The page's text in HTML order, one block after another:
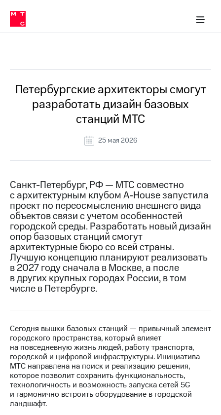
Медиа-центр
и акционерам
Устойчивое развитие
Комплаенс и деловая этика
компании
Карьера
История
компании
Руководство
информация
Контакты
Медиа-центр
Пресс-
релизы
МТС
о технологиях
Достижения
Интервью
Контакты
Новости
в
регионе
и акционерам
Корпоративное
управление
в МТС
Пресс-
релизы
о технологиях
Петербургские архитекторы смогут
разработать дизайн базовых
станций МТС
25 мая 2026
Санкт-Петербург, РФ — МТС совместно
с архитектурным клубом A-House запустила
проект по переосмыслению внешнего вида
объектов связи с учетом особенностей
городской среды. Разработать новый дизайн
опор базовых станций смогут
архитектурные бюро со всей страны.
Лучшую концепцию планируют реализовать
в 2027 году сначала в Москве, а после
в других крупных городах России, в том
числе в Петербурге.
Сегодня вышки базовых станций — привычный элемент
городского пространства, который влияет
на повседневную жизнь людей, работу транспорта,
городской и цифровой инфраструктуры. Инициатива
МТС направлена на поиск и реализацию решения,
которое позволит сохранить функциональность,
технологичность и возможность запуска сетей 5G
и гармонично встроить оборудование в городской
ландшафт.